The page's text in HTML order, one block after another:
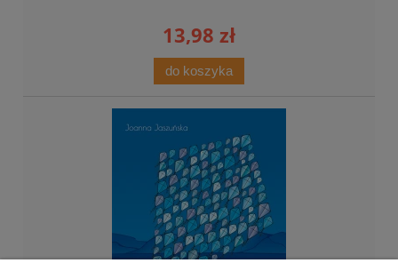
13,98 zł
do koszyka